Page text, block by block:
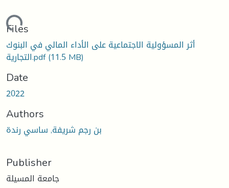
Files
أثر المسؤولية الاجتماعية على الأداء المالي في البنوك
التجارية.pdf(11.5 MB)
Date
2022
Authors
بن رجم شريفة, ساسي رندة
Publisher
جامعة المسيلة